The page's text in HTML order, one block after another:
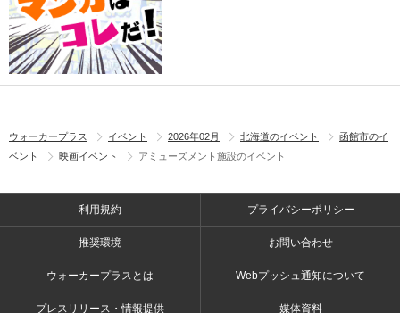
ウォーカープラス イベント 2026年02月 北海道のイベント
函館市のイ
ベント
映画イベント アミューズメント施設のイベント
利用規約 プライバシーポリシー
推奨環境 お問い合わせ
ウォーカープラスとは Webプッシュ通知について
プレスリリース・情報提供 媒体資料